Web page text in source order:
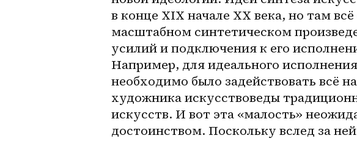
в конце XIX начале ХХ века, но там
масштабном синтетическом
усилий и подключения к его
Например, для идеального
необходимо было задействовать всё
художника искусствоведы
искусств. И вот эта «малость»
достоинством. Поскольку вслед за